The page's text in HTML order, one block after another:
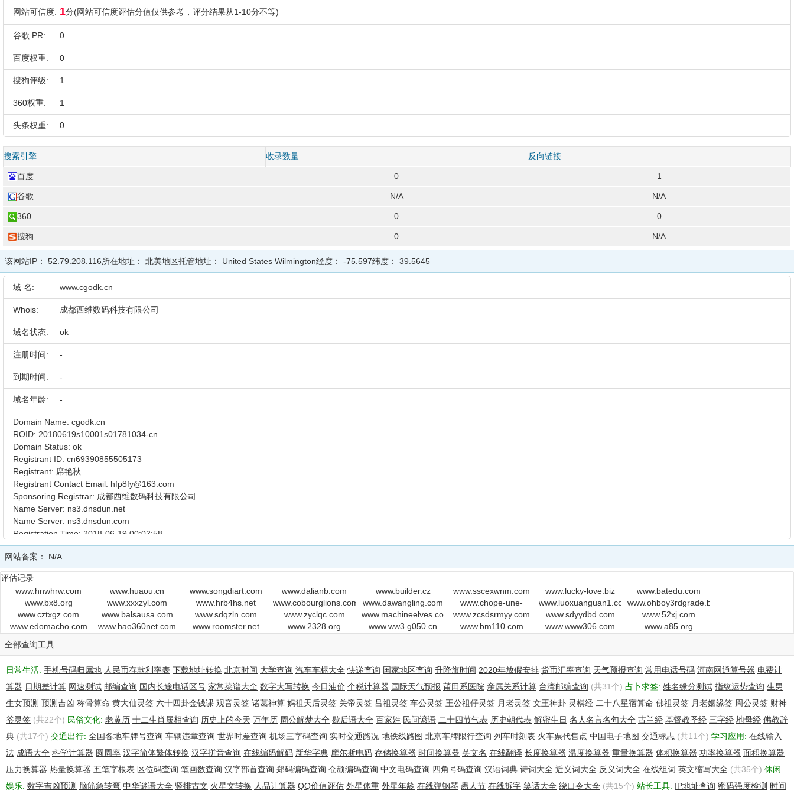
网站可信度: 1分(网站可信度评估分值仅供参考，评分结果从1-10分不等)
谷歌 PR: 0
百度权重: 0
搜狗评级: 1
360权重: 1
头条权重: 0
搜索引擎 收录数量 反向链接
百度 0 1
谷歌 N/A N/A
360 0 0
搜狗 0 N/A
该网站IP： 52.79.208.116所在地址： 北美地区托管地址： United States Wilmington经度： -75.597纬度： 39.5645
域 名: www.cgodk.cn
Whois: 成都西维数码科技有限公司
域名状态: ok
注册时间: -
到期时间: -
域名年龄: -
Domain Name: cgodk.cn
ROID: 20180619s10001s01781034-cn
Domain Status: ok
Registrant ID: cn69390855505173
Registrant: 席艳秋
Registrant Contact Email: hfp8fy@163.com
Sponsoring Registrar: 成都西维数码科技有限公司
Name Server: ns3.dnsdun.net
Name Server: ns3.dnsdun.com
Registration Time: 2018-06-19 00:02:58
Expiration Time: 2019-06-19 00:02:58
DNSSEC: unsigned
网站备案： N/A
评估记录
www.hnwhrw.com
www.huaou.cn www.songdiart.com www.dalianb.com www.builder.cz www.sscexwnm.com www.lucky-love.biz
www.batedu.com
www.bx8.org
www.xxxzyl.com www.hrb4hs.net www.cobourglions.com www.dawangling.com
www.chope-une-
cougar.com
www.luoxuanguan1.comwww.ohboy3rdgrade.blogspot.com
www.cztxgz.com
www.balsausa.com www.sdqzln.com www.zyclqc.com www.machineelves.com www.zcsdsrmyy.com www.sdyydbd.com
www.52xj.com
www.edomacho.com
www.hao360net.com www.roomster.net www.2328.org www.ww3.g050.cn www.bm110.com www.www306.com
www.a85.org
全部查询工具
日常生活: 手机号码归属地 人民币存款利率表 下载地址转换 北京时间 大学查询 汽车车标大全 快递查询 国家地区查询 升降旗时间 2020年放假安排 货币汇率查询 天气预报查询 常用电话号码 河南网通算号器 电费计
算器 日期差计算 网速测试 邮编查询 国内长途电话区号 家常菜谱大全 数字大写转换 今日油价 个税计算器 国际天气预报 莆田系医院 亲属关系计算 台湾邮编查询 (共31个) 占卜求签: 姓名缘分测试 指纹运势查询 生男
生女预测 预测吉凶 称骨算命 黄大仙灵签 六十四卦金钱课 观音灵签 诸葛神算 妈祖天后灵签 关帝灵签 吕祖灵签 车公灵签 王公祖仔灵签 月老灵签 文王神卦 灵棋经 二十八星宿算命 佛祖灵签 月老姻缘签 周公灵签 财神
爷灵签 (共22个) 民俗文化: 老黄历 十二生肖属相查询 历史上的今天 万年历 周公解梦大全 歇后语大全 百家姓 民间谚语 二十四节气表 历史朝代表 解密生日 名人名言名句大全 古兰经 基督教圣经 三字经 地母经 佛教辞
典 (共17个) 交通出行: 全国各地车牌号查询 车辆违章查询 世界时差查询 机场三字码查询 实时交通路况 地铁线路图 北京车牌限行查询 列车时刻表 火车票代售点 中国电子地图 交通标志 (共11个) 学习应用: 在线输入
法 成语大全 科学计算器 圆周率 汉字简体繁体转换 汉字拼音查询 在线编码解码 新华字典 摩尔斯电码 存储换算器 时间换算器 英文名 在线翻译 长度换算器 温度换算器 重量换算器 体积换算器 功率换算器 面积换算器
压力换算器 热量换算器 五笔字根表 区位码查询 笔画数查询 汉字部首查询 郑码编码查询 仓颉编码查询 中文电码查询 四角号码查询 汉语词典 诗词大全 近义词大全 反义词大全 在线组词 英文缩写大全 (共35个) 休闲
娱乐: 数字吉凶预测 脑筋急转弯 中华谜语大全 竖排古文 火星文转换 人品计算器 QQ价值评估 外星体重 外星年龄 在线弹钢琴 愚人节 在线拆字 笑话大全 绕口令大全 (共15个) 站长工具: IP地址查询 密码强度检测 时间